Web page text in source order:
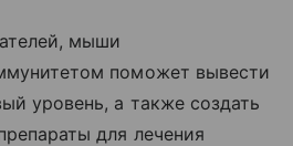
мыши
поможет вывести
уровень, а также создать
для лечения